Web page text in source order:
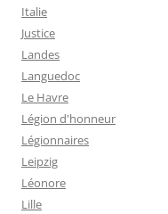
Italie
Justice
Landes
Languedoc
Le Havre
Légion d'honneur
Légionnaires
Leipzig
Léonore
Lille